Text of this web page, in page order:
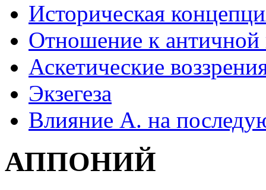
Историческая
Отношение к
Аскетические
Экзегеза
Влияние А. на
АППОНИЙ